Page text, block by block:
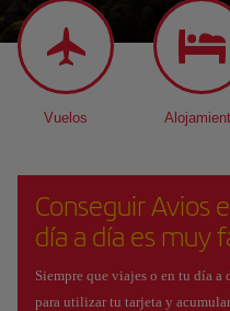
Vuelos
Conseguir Avios
día a día es muy
Siempre que viajes o en tu día a
para utilizar tu tarjeta y